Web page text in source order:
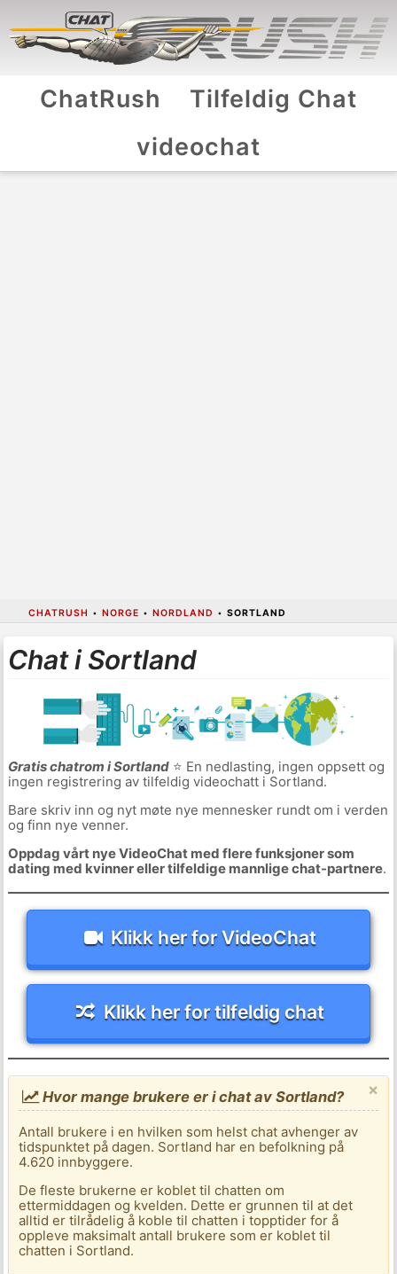
ChatRush
Tilfeldig Chat
videochat
CHATRUSH • NORGE • NORDLAND • SORTLAND
Chat i Sortland
Gratis chatrom i Sortland⭐ En nedlasting, ingen oppsett og
ingen registrering av tilfeldig videochatt i Sortland.
Bare skriv inn og nyt møte nye mennesker rundt om i verden
og finn nye venner.
Oppdag vårt nye VideoChat med flere funksjoner som
dating med kvinner eller tilfeldige mannlige chat-partnere.
Klikk her for VideoChat
Klikk her for tilfeldig chat
×
Hvor mange brukere er i chat av Sortland?
Antall brukere i en hvilken som helst chat avhenger av
tidspunktet på dagen. Sortland har en befolkning på
4.620 innbyggere.
De fleste brukerne er koblet til chatten om
ettermiddagen og kvelden. Dette er grunnen til at det
alltid er tilrådelig å koble til chatten i topptider for å
oppleve maksimalt antall brukere som er koblet til
chatten i Sortland.